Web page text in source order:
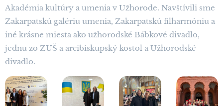
Akadémia kultúry a umenia v Užhorode. Navštívili sme
Zakarpatskú galériu umenia, Zakarpatskú filharmóniu a
iné krásne miesta ako užhorodské Bábkové divadlo,
jednu zo ZUŠ a arcibiskupský kostol a Užhorodské
divadlo.